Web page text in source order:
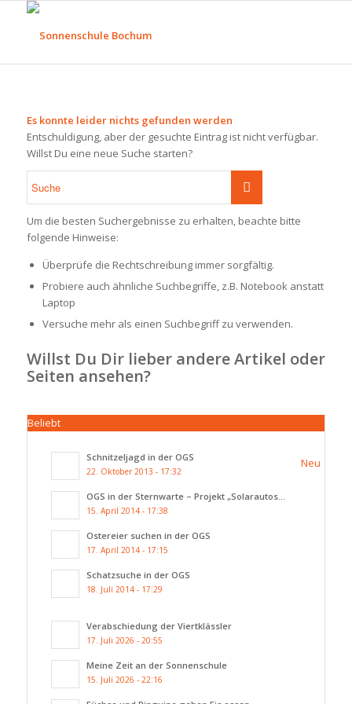
Es konnte leider nichts gefunden werden
Entschuldigung, aber der gesuchte Eintrag ist nicht verfügbar.
Willst Du eine neue Suche starten?
Um die besten Suchergebnisse zu erhalten, beachte bitte
folgende Hinweise:
Überprüfe die Rechtschreibung immer sorgfältig.
Probiere auch ähnliche Suchbegriffe, z.B. Notebook anstatt
Laptop
Versuche mehr als einen Suchbegriff zu verwenden.
Willst Du Dir lieber andere Artikel oder
Seiten ansehen?
Beliebt
Schnitzeljagd in der OGS
22. Oktober 2013 - 17:32
OGS in der Sternwarte – Projekt „Solarautos...
15. April 2014 - 17:38
Ostereier suchen in der OGS
17. April 2014 - 17:15
Schatzsuche in der OGS
18. Juli 2014 - 17:29
Neu
Verabschiedung der Viertklässler
17. Juli 2026 - 20:55
Meine Zeit an der Sonnenschule
15. Juli 2026 - 22:16